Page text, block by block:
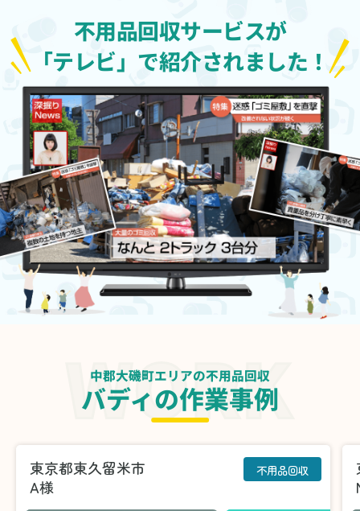
不用品回収サービスが
「テレビ」で紹介されました！
中郡大磯町エリアの不用品回収
バディの作業事例
東京都東久留米市
A様
不用品回収